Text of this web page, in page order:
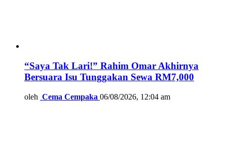
“Saya Tak Lari!” Rahim Omar Akhirnya
Bersuara Isu Tunggakan Sewa RM7,000
oleh Cema Cempaka 06/08/2026, 12:04 am